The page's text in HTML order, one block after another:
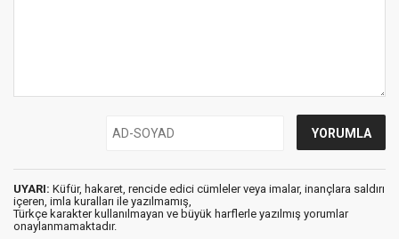
UYARI: Küfür, hakaret, rencide edici cümleler veya imalar, inançlara saldırı
içeren, imla kuralları ile yazılmamış,
Türkçe karakter kullanılmayan ve büyük harflerle yazılmış yorumlar
onaylanmamaktadır.